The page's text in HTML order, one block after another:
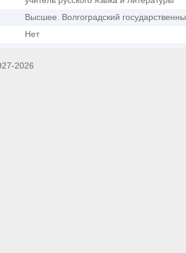
Высшее. Волгоградский
Нет
2026